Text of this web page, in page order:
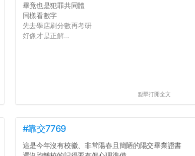
畢竟也是犯罪共同體
同樣看數字
先去學店刷分數再考研
好像才是正解...
點擊打開全文
#靠交7769
這是今年沒有校徽、非常陽春且簡陋的陽交畢業證書